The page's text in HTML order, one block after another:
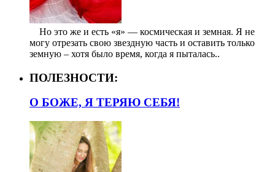
⠀ Но это же и есть «я» — космическая и земная. Я не
могу отрезать свою звездную часть и оставить только
земную – хотя было время, когда я пыталась..
ПОЛЕЗНОСТИ:
О БОЖЕ, Я ТЕРЯЮ СЕБЯ!